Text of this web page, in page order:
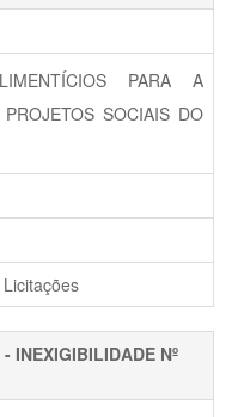
PARA A
SOCIAIS DO
INEXIGIBILIDADE Nº